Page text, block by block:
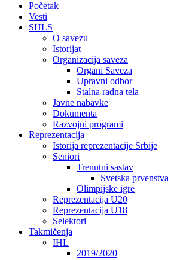
Početak
Vesti
SHLS
O savezu
Istorijat
Organizacija saveza
Organi Saveza
Upravni odbor
Stalna radna tela
Javne nabavke
Dokumenta
Razvojni programi
Reprezentacija
Istorija reprezentacije Srbije
Seniori
Trenutni sastav
Svetska prvenstva
Olimpijske igre
Reprezentacija U20
Reprezentacija U18
Selektori
Takmičenja
IHL
2019/2020